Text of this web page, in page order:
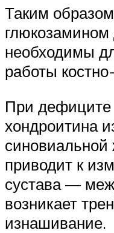
Таким
глюкозамином
необходимы
работы
При дефиците
хондроитина
синовиальной
приводит к
сустава ―
возникает
изнашивание.